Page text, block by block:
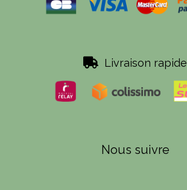
 Livraison rapide
Nous suivre